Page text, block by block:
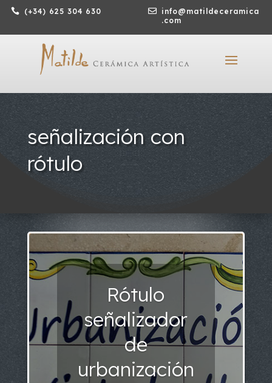
 (+34) 625 304 630 
info@matildeceramica
.com
señalización con
rótulo
Rótulo
señalizador
de
urbanización